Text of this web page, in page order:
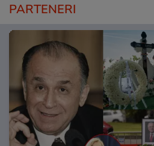
PARTENERI